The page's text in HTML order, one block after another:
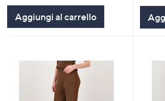
5
Stars
Aggiungi al carrello